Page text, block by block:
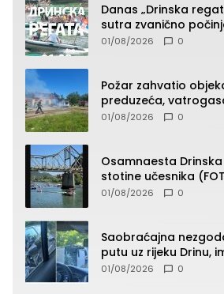
Danas „Drinska
sutra zvanično
01/08/2026 0
Požar zahvatio
preduzeća,
vatru (FOTO)
01/08/2026 0
Osamnaesta
stotine učesnika
01/08/2026 0
Saobraćajna
putu uz rijeku Drinu,
lica (FOTO)
01/08/2026 0